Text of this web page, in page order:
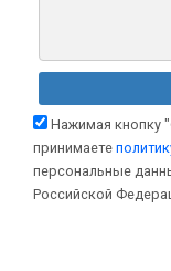
Нажимая кнопку
принимаете
персональные
Российской